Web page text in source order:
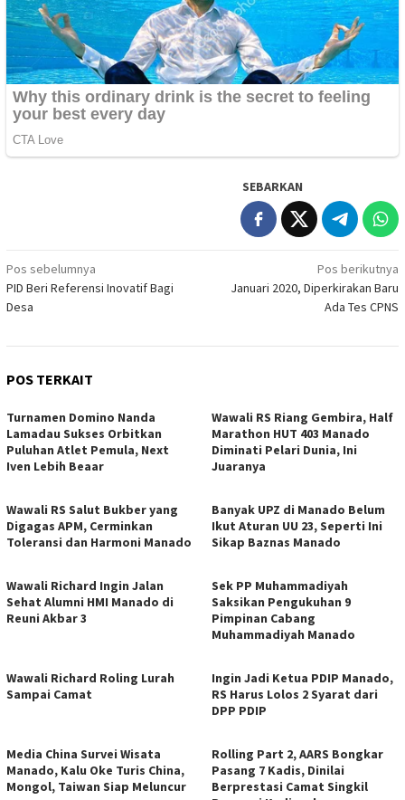
SEBARKAN
Navigasi
pos
Pos sebelumnya
PID Beri Referensi Inovatif Bagi
Desa
Pos berikutnya
Januari 2020, Diperkirakan Baru
Ada Tes CPNS
POS TERKAIT
Turnamen Domino Nanda
Lamadau Sukses Orbitkan
Puluhan Atlet Pemula, Next
Iven Lebih Beaar
Wawali RS Riang Gembira, Half
Marathon HUT 403 Manado
Diminati Pelari Dunia, Ini
Juaranya
Wawali RS Salut Bukber yang
Digagas APM, Cerminkan
Toleransi dan Harmoni Manado
Banyak UPZ di Manado Belum
Ikut Aturan UU 23, Seperti Ini
Sikap Baznas Manado
Wawali Richard Ingin Jalan
Sehat Alumni HMI Manado di
Reuni Akbar 3
Sek PP Muhammadiyah
Saksikan Pengukuhan 9
Pimpinan Cabang
Muhammadiyah Manado
Wawali Richard Roling Lurah
Sampai Camat
Ingin Jadi Ketua PDIP Manado,
RS Harus Lolos 2 Syarat dari
DPP PDIP
Media China Survei Wisata
Manado, Kalu Oke Turis China,
Mongol, Taiwan Siap Meluncur
Rolling Part 2, AARS Bongkar
Pasang 7 Kadis, Dinilai
Berprestasi Camat Singkil